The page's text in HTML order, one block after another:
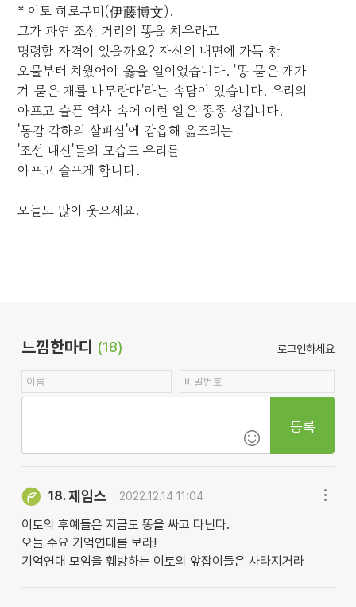
* 이토 히로부미(伊藤博文).
그가 과연 조선 거리의 똥을 치우라고
명령할 자격이 있을까요? 자신의 내면에 가득 찬
오물부터 치웠어야 옳을 일이었습니다. '똥 묻은 개가
겨 묻은 개를 나무란다'라는 속담이 있습니다. 우리의
아프고 슬픈 역사 속에 이런 일은 종종 생깁니다.
'통감 각하의 살피심'에 감읍해 읊조리는
'조선 대신'들의 모습도 우리를
아프고 슬프게 합니다.
오늘도 많이 웃으세요.
느낌한마디 (18) 로그인하세요
등록
18.제임스 2022.12.14 11:04
이토의 후예들은 지금도 똥을 싸고 다닌다.
오늘 수요 기억연대를 보라!
기억연대 모임을 훼방하는 이토의 앞잡이들은 사라지거라